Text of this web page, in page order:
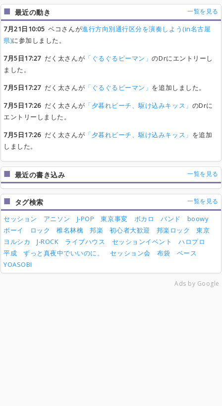
最近の動き 一覧を見る
7月21日10:05 ペコさんが進行方向別通行区分を演奏しよう(in名古屋
県)に参加しました。
7月5日17:27だく太さんが 「ぐるぐるピーマン」のDrにエントリーし
ました。
7月5日17:27だく太さんが 「ぐるぐるピーマン」 を追加しました。
7月5日17:26だく太さんが 「夕暮れビーチ、駆け込みキッス」 のDrに
エントリーしました。
7月5日17:26だく太さんが 「夕暮れビーチ、駆け込みキッス」 を追加
しました。
最近の書き込み 一覧を見る
タグ検索 一覧を見る
セッション アニソン J-POP 東京事変 ボカロ バンド
boowy
ボーイ
ロック 椎名林檎 邦楽 初心者大歓迎 邦楽ロック
東京
ヨルシカ
J-ROCK ライブハウス セッションイベント
ハロプロ
平成
ずっと真夜中でいいのに。 セッション会 布袋
ベース
YOASOBI
Ads by Google